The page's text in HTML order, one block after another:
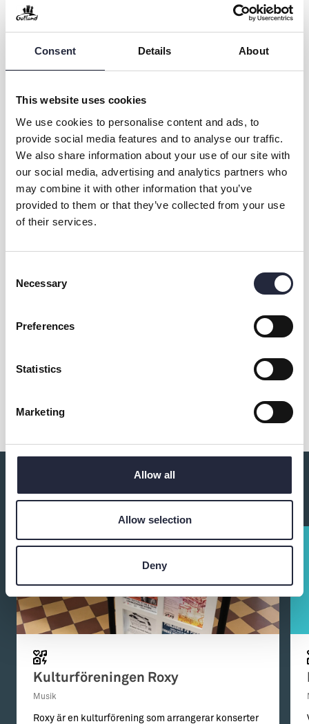
Consent Details About
This website uses cookies
We use cookies to personalise content and ads, to
provide social media features and to analyse our traffic.
We also share information about your use of our site with
our social media, advertising and analytics partners who
may combine it with other information that you’ve
provided to them or that they’ve collected from your use
of their services.
Selection
Necessary
Preferences
Statistics
Marketing
Allow all
Allow selection
Deny
improvisationsteater, poesi, gospelkör eller ett föredrag.
Sopporna med tillbehör serveras av Nya skafferiet.
Du kanske också är intresserad av:
Kulturföreningen Roxy
Musik
Roxy är en kulturförening som arrangerar konserter